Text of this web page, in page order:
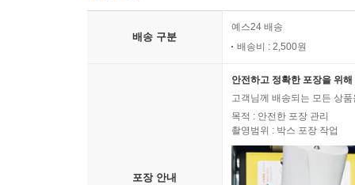
배송 구분
예스24 배송
배송비 : 2,500원
포장 안내
안전하고 정확한 포장을 위
고객님께 배송되는 모든 상
목적 : 안전한 포장 관리
촬영범위 : 박스 포장 작업